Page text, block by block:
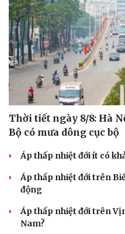
Cải chính
Thời tiết ngày 8/8: Hà
Bộ có mưa dông cục bộ
Áp thấp nhiệt đới ít có
Áp thấp nhiệt đới trên
động
Áp thấp nhiệt đới trên
Nam?